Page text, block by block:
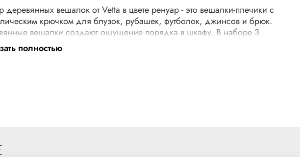
деревянных вешалок от Vetta в цвете ренуар - это вешалки-плечики с
крючком для блузок, рубашек, футболок, джинсов и брюк.
вешалки создают ощущение порядка в шкафу. В наборе 3
Размер 45 см.
полностью